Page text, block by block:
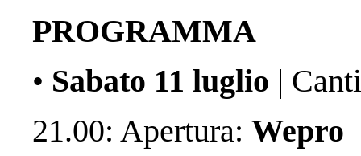
PROGRAMMA
• Sabato 11 luglio |
21.00: Apertura: Wepro